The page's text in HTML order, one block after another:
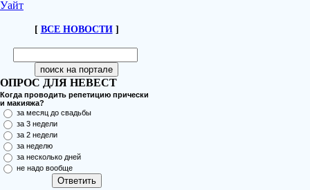
Уайт
[ ВСЕ НОВОСТИ]
ОПРОС ДЛЯ НЕВЕСТ
Когда проводить репетицию прически
и макияжа?
за месяц до свадьбы
за 3 недели
за 2 недели
за неделю
за несколько дней
не надо вообще